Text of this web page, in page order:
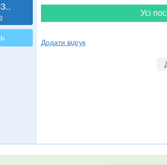
Усі
Додати відгук